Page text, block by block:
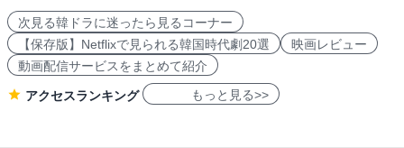
次見る韓ドラに迷ったら見るコーナー
【保存版】Netflixで見られる韓国時代劇20選
映画レビュー
動画配信サービスをまとめて紹介
アクセスランキング もっと見る>>